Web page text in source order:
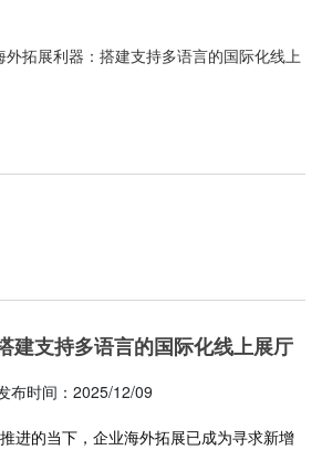
外拓展利器：搭建支持多语言的国际化线上
建支持多语言的国际化线上展厅
布时间：2025/12/09
进的当下，企业海外拓展已成为寻求新增